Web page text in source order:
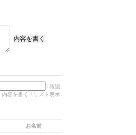
内容を書く
確認
内容を書く
リスト表示
お名前